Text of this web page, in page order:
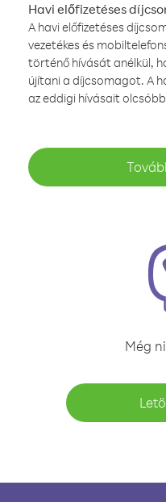
Havi előfizetéses
A havi előfizetéses
vezetékes és
történő hívását anélkül,
újítani a díjcsomagot. A
az eddigi hívásait
Még